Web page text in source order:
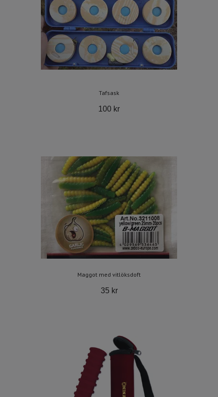
Tafsask
100 kr
Maggot med vitlöksdoft
35 kr